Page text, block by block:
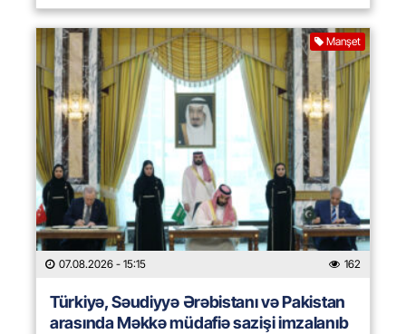
Manşet
07.08.2026 - 15:15 162
Türkiyə, Səudiyyə Ərəbistanı və Pakistan
arasında Məkkə müdafiə sazişi imzalanıb